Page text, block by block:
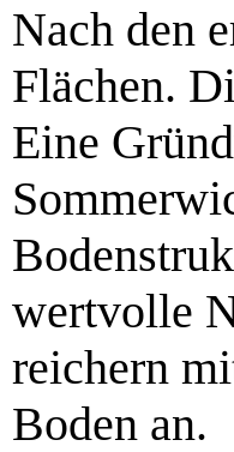
Nach den
Flächen.
Eine
wertvolle
reichern
Boden an.